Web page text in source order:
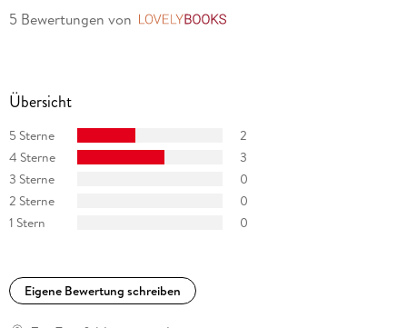
5 Bewertungen von
Übersicht
5 Sterne
2
4 Sterne
3
3 Sterne
0
2 Sterne
0
1 Stern
0
Eigene Bewertung schreiben